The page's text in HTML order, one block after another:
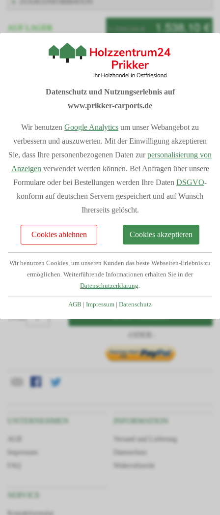
1.709,00 € 1.538,10 €
AUF LAGER
Artikelnummer: ASSENVIII600600
Planen Sie Ihren Carport ganz nach Ihren Wünschen mit
Flachdach-Konfigurator,Satteldach-Konfigurator
Anlehn-Konfigurator.
Sommeraktion 10% Rabatt auf das
Grundmodell aller Carports.
Sondermodelle sind von der Aktion ausgeschlossen
hre Vorteile bei Prikker-Carports
Fachberatung: 04954 94850
Verkauf vom Hersteller
Produziert in Deutschland
Bequemer Online-Kauf
Bundesweite Lieferung
Individuelle Planung Ihres Projektes
Telefonservice durch unser geschultes Fachpersonal
Großes Lager dadurch kurze Lieferzeiten
Statiken und Skizzen bei Bedarf verfügbar
Mehr Vorteileanzeigen
UNTERNEHMEN
Impressum
INFORMATION
Versand und Lieferung
Datenschutz
Widerrufsrecht
Kontaktformular
Datenschutz und Nutzungserlebnis auf
www.prikker-carports.de
Wir benutzen Google Analytics um unser Webangebot zu
verbessern und auszuwerten. Mit der Einwilligung akzeptieren
Sie, dass Ihre personenbezogenen Daten zurpersonalisierung von
Anzeigen verwendet werden können. Bei Anfragen über unsere
Formulare oder bei Bestellungen werden Ihre Daten DSGVO-
konform auf deutschen Servern gespeichert und auf Wunsch
Ihrerseits gelöscht.
Cookies ablehnen Cookies akzeptieren
Wir benutzen Cookies, um unseren Kunden das beste Webseiten-Erlebnis zu
ermöglichen. Weiterführende Informationen erhalten Sie in der
Datenschutzerklärung.
AGB Impressum Datenschutz